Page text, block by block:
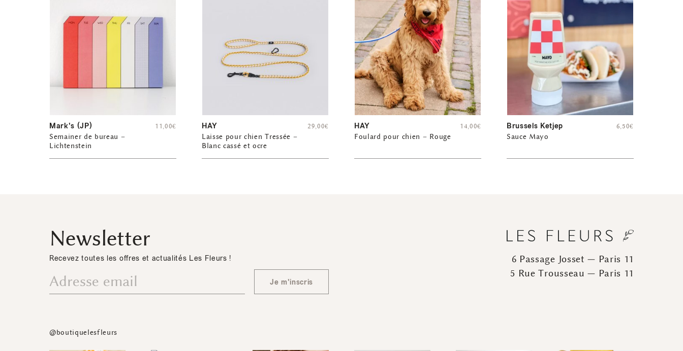
Mark's (JP)
Semainer de bureau –
Lichtenstein
11,00€ HAY
Laisse pour chien Tressée –
Blanc cassé et ocre
29,00€ HAY
Foulard pour chien – Rouge
14,00€ Brussels Ketjep
Sauce Mayo
6,50€
Newsletter
Recevez toutes les offres et actualités Les Fleurs !
Je m'inscris
6 Passage Josset — Paris 11
5 Rue Trousseau — Paris 11
@boutiquelesfleurs